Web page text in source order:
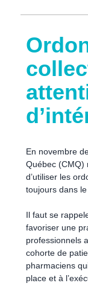
En novembre
Québec (CMQ)
d’utiliser les
toujours dans
Il faut se
favoriser une
professionnels
cohorte de
pharmaciens
place et à